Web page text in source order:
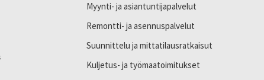
Myynti- ja asiantuntijapalvelut
Remontti- ja asennuspalvelut
Suunnittelu ja mittatilausratkaisut
Kuljetus- ja työmaatoimitukset